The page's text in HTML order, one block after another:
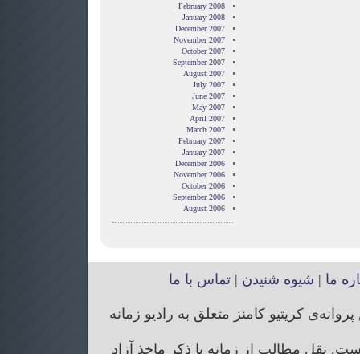
February 2008
January 2008
December 2007
November 2007
October 2007
September 2007
August 2007
July 2007
June 2007
May 2007
April 2007
March 2007
February 2007
January 2007
December 2006
November 2006
October 2006
September 2006
August 2006
ما | شیوه شنیدن |تماس با ما
کریتیو کامنز متعلق به رادیو زمانه
نقل مطالب از زمانه با ذکر ماخذ آزاد